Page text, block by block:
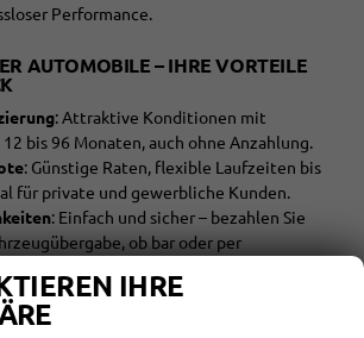
Performance.
AUTOMOBILE – IHRE VORTEILE
: Attraktive Konditionen mit
bis 96 Monaten, auch ohne Anzahlung.
: Günstige Raten, flexible Laufzeiten bis
für private und gewerbliche Kunden.
: Einfach und sicher – bezahlen Sie
ob bar oder per
: Von der Zulassung bis zur Auslieferung –
um alle Formalitäten.
IHRE